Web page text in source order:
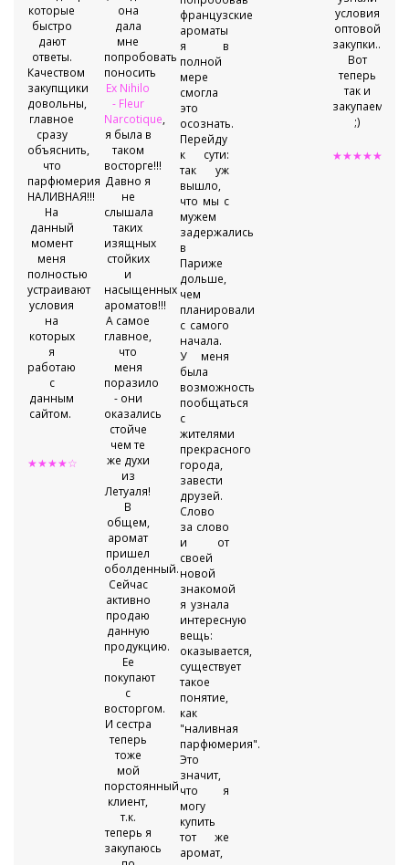
которые
быстро
дают
ответы.
Качеством
закупщики
довольны,
главное
сразу
объяснить,
что
парфюмерия
НАЛИВНАЯ!!!
На
данный
момент
меня
полностью
устраивают
условия
на
которых
я
работаю
с
данным
сайтом.
★★★★☆
она
дала
мне
попробовать
поносить
Ex Nihilo
- Fleur
Narcotique,
я была в
таком
восторге!!!
Давно я
не
слышала
таких
изящных
стойких
и
насыщенных
ароматов!!!
А самое
главное,
что
меня
поразило
- они
оказались
стойче
чем те
же духи
из
Летуаля!
В
общем,
аромат
пришел
оболденный.
Сейчас
активно
продаю
данную
продукцию.
Ее
покупают
с
восторгом.
И сестра
теперь
тоже
мой
порстоянный
клиент,
т.к.
теперь я
закупаюсь
французские
ароматы
я в
полной
мере
смогла
это
осознать.
Перейду
к сути:
так уж
вышло,
что мы с
мужем
задержались
в
Париже
дольше,
чем
планировали
с самого
начала.
У меня
была
возможность
пообщаться
с
жителями
прекрасного
города,
завести
друзей.
Слово
за слово
и от
своей
новой
знакомой
я узнала
интересную
вещь:
оказывается,
существует
такое
понятие,
как
"наливная
парфюмерия".
Это
значит,
что я
могу
купить
тот же
аромат,
условия
оптовой
закупки...
Вот
теперь
так и
закупаемся
;)
★★★★★